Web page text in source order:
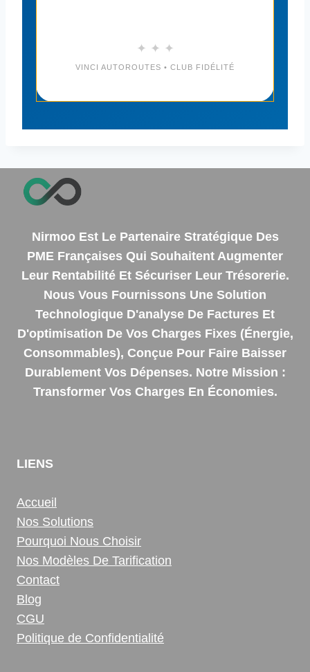
✦ ✦ ✦
VINCI AUTOROUTES • CLUB FIDÉLITÉ
Nirmoo Est Le Partenaire Stratégique Des
PME Françaises Qui Souhaitent Augmenter
Leur Rentabilité Et Sécuriser Leur Trésorerie.
Nous Vous Fournissons Une Solution
Technologique D'analyse De Factures Et
D'optimisation De Vos Charges Fixes (énergie,
Consommables), Conçue Pour Faire Baisser
Durablement Vos Dépenses. Notre Mission :
Transformer Vos Charges En Économies.
LIENS
Accueil
Nos Solutions
Pourquoi Nous Choisir
Nos Modèles De Tarification
Contact
Blog
CGU
Politique de Confidentialité